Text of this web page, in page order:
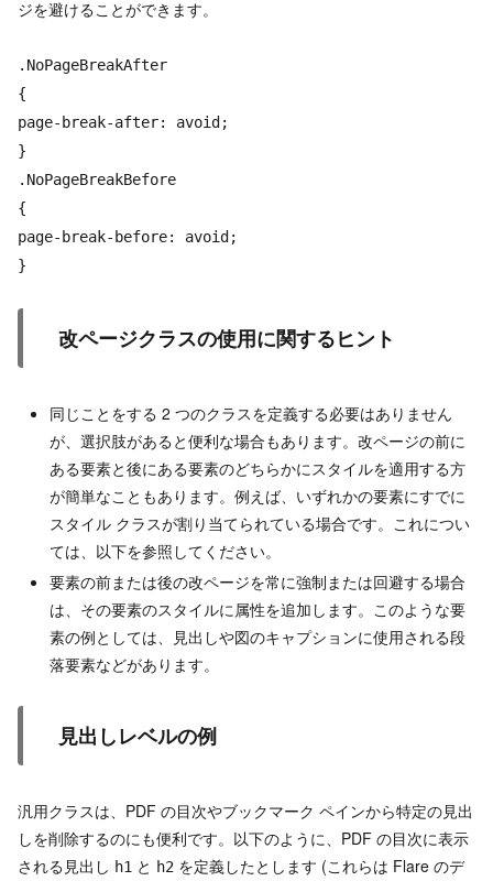
ジを避けることができます。
.NoPageBreakAfter
{
page-break-after: avoid;
}
.NoPageBreakBefore
{
page-break-before: avoid;
}
改ページクラスの使用に関するヒント
同じことをする 2 つのクラスを定義する必要はありません
が、選択肢があると便利な場合もあります。改ページの前に
ある要素と後にある要素のどちらかにスタイルを適用する方
が簡単なこともあります。例えば、いずれかの要素にすでに
スタイル クラスが割り当てられている場合です。これについ
ては、以下を参照してください。
要素の前または後の改ページを常に強制または回避する場合
は、その要素のスタイルに属性を追加します。このような要
素の例としては、見出しや図のキャプションに使用される段
落要素などがあります。
見出しレベルの例
汎用クラスは、PDF の目次やブックマーク ペインから特定の見出
しを削除するのにも便利です。以下のように、PDF の目次に表示
される見出し h1 と h2 を定義したとします (これらは Flare のデ